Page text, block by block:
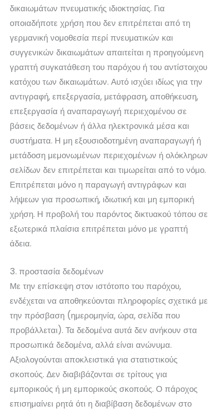
δικαιωμάτων πνευματικής ιδιοκτησίας. Για
οποιαδήποτε χρήση που δεν επιτρέπεται από τη
γερμανική νομοθεσία περί πνευματικών και
συγγενικών δικαιωμάτων απαιτείται η προηγούμενη
γραπτή συγκατάθεση του παρόχου ή του αντίστοιχου
κατόχου των δικαιωμάτων. Αυτό ισχύει ιδίως για την
αντιγραφή, επεξεργασία, μετάφραση, αποθήκευση,
επεξεργασία ή αναπαραγωγή περιεχομένου σε
βάσεις δεδομένων ή άλλα ηλεκτρονικά μέσα και
συστήματα. Η μη εξουσιοδοτημένη αναπαραγωγή ή
μετάδοση μεμονωμένων περιεχομένων ή ολόκληρων
σελίδων δεν επιτρέπεται και τιμωρείται από το νόμο.
Επιτρέπεται μόνο η παραγωγή αντιγράφων και
λήψεων για προσωπική, ιδιωτική και μη εμπορική
χρήση. Η προβολή του παρόντος δικτυακού τόπου σε
εξωτερικά πλαίσια επιτρέπεται μόνο με γραπτή
άδεια.
3. προστασία δεδομένων
Με την επίσκεψη στον ιστότοπο του παρόχου,
ενδέχεται να αποθηκεύονται πληροφορίες σχετικά με
την πρόσβαση (ημερομηνία, ώρα, σελίδα που
προβάλλεται). Τα δεδομένα αυτά δεν ανήκουν στα
προσωπικά δεδομένα, αλλά είναι ανώνυμα.
Αξιολογούνται αποκλειστικά για στατιστικούς
σκοπούς. Δεν διαβιβάζονται σε τρίτους για
εμπορικούς ή μη εμπορικούς σκοπούς. Ο πάροχος
επισημαίνει ρητά ότι η διαβίβαση δεδομένων στο